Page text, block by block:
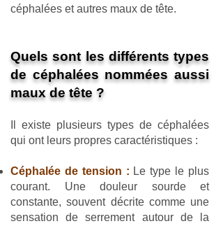
céphalées et autres maux de tête.
Quels sont les différents types
de céphalées nommées aussi
maux de tête ?
Il existe plusieurs types de céphalées
qui ont leurs propres caractéristiques :
Céphalée de tension : Le type le plus
courant. Une douleur sourde et
constante, souvent décrite comme une
sensation de serrement autour de la